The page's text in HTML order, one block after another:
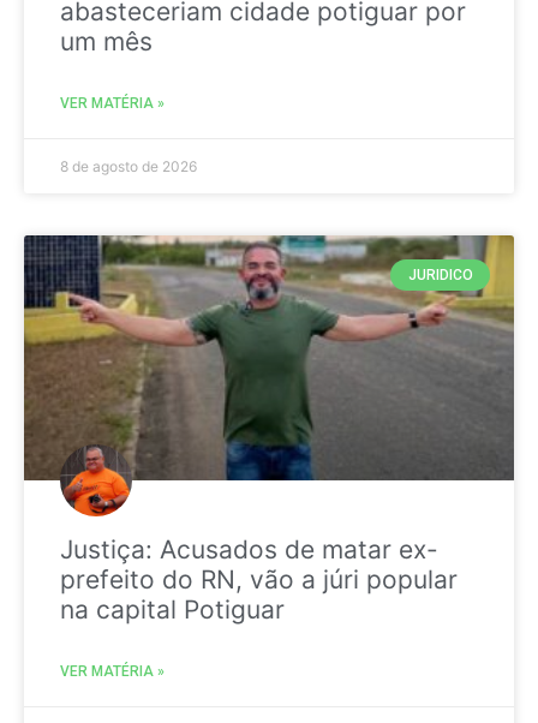
abasteceriam cidade potiguar por
um mês
VER MATÉRIA »
8 de agosto de 2026
JURIDICO
Justiça: Acusados de matar ex-
prefeito do RN, vão a júri popular
na capital Potiguar
VER MATÉRIA »